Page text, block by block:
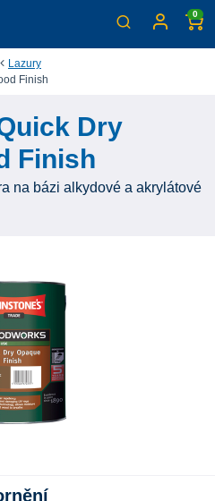
0
Lazury
Finish
Dry
Finish
na bázi alkydové a akrylátové